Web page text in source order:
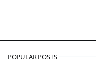
POPULAR POSTS